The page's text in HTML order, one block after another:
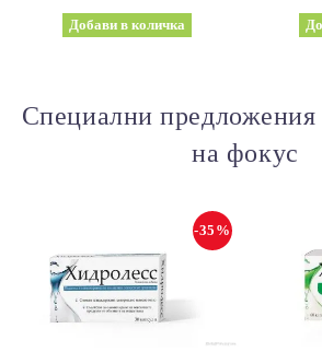
CONTROL
Специални предложения
на фокус
-35%